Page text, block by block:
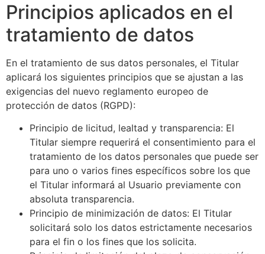
Principios aplicados en el
tratamiento de datos
En el tratamiento de sus datos personales, el Titular
aplicará los siguientes principios que se ajustan a las
exigencias del nuevo reglamento europeo de
protección de datos (RGPD):
Principio de licitud, lealtad y transparencia: El
Titular siempre requerirá el consentimiento para el
tratamiento de los datos personales que puede ser
para uno o varios fines específicos sobre los que
el Titular informará al Usuario previamente con
absoluta transparencia.
Principio de minimización de datos: El Titular
solicitará solo los datos estrictamente necesarios
para el fin o los fines que los solicita.